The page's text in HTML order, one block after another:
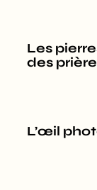
Les
des
L’œil